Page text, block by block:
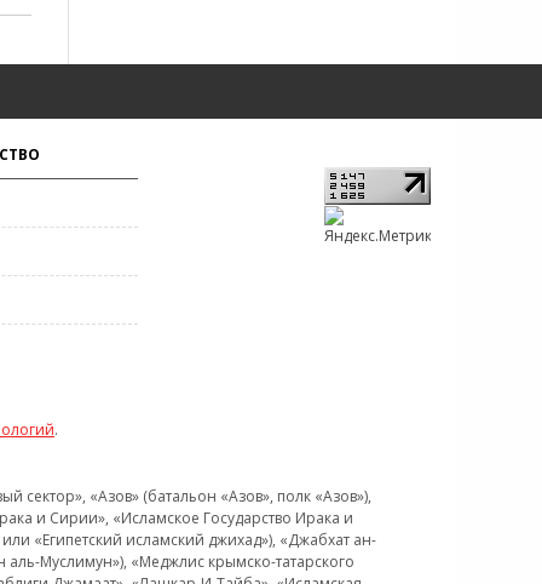
.
«Азов» (батальон «Азов», полк «Азов»),
и Сирии», «Исламское Государство Ирака и
«Египетский исламский джихад»), «Джабхат ан-
Муслимун»), «Меджлис крымско-татарского